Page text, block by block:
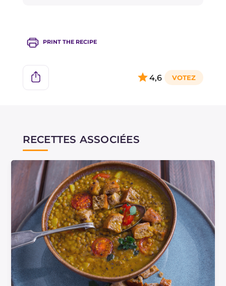
PRINT THE RECIPE
4,6
RECETTES ASSOCIÉES